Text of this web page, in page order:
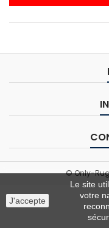
© Only-
J'accepte
Le site
votre